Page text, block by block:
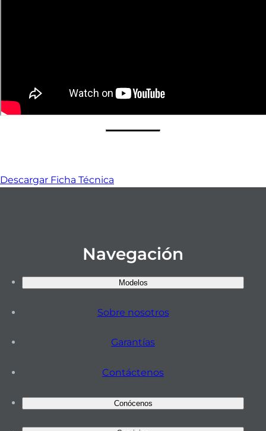
Descargar Ficha Técnica
Navegación
Modelos
Sobre nosotros
Garantías
Contáctenos
Conócenos